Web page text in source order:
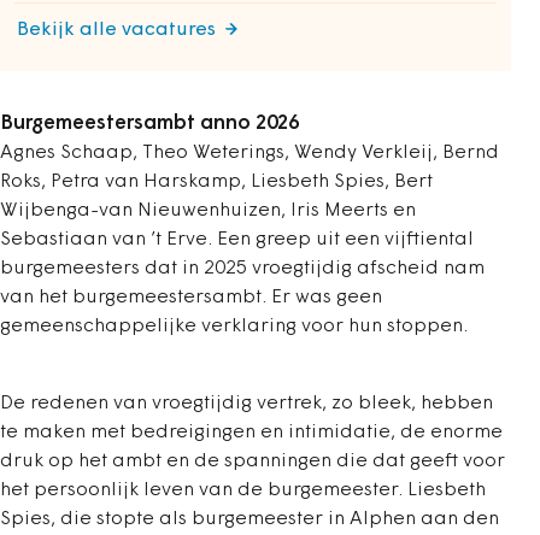
Bekijk alle vacatures
Burgemeestersambt anno 2026
Agnes Schaap, Theo Weterings, Wendy Verkleij, Bernd
Roks, Petra van Harskamp, Liesbeth Spies, Bert
Wijbenga-van Nieuwenhuizen, Iris Meerts en
Sebastiaan van ’t Erve. Een greep uit een vijftiental
burgemeesters dat in 2025 vroegtijdig afscheid nam
van het burgemeestersambt. Er was geen
gemeenschappelijke verklaring voor hun stoppen.
De redenen van vroegtijdig vertrek, zo bleek, hebben
te maken met bedreigingen en intimidatie, de enorme
druk op het ambt en de spanningen die dat geeft voor
het persoonlijk leven van de burgemeester. Liesbeth
Spies, die stopte als burgemeester in Alphen aan den